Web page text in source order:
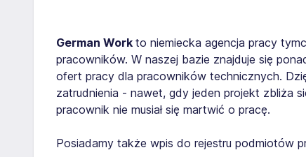
German Work to niemiecka agencja pracy
pracowników. W naszej bazie znajduje się
ofert pracy dla pracowników technicznych.
zatrudnienia - nawet, gdy jeden projekt zbliża
pracownik nie musiał się martwić o pracę.
Posiadamy także wpis do rejestru podmiotów